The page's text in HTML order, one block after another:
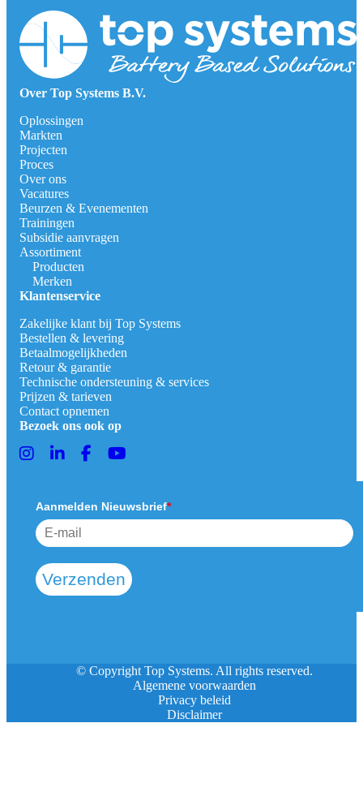
Over Top Systems B.V.
Oplossingen
Markten
Projecten
Proces
Over ons
Vacatures
Beurzen & Evenementen
Trainingen
Subsidie aanvragen
Assortiment
Producten
Merken
Klantenservice
Zakelijke klant bij Top Systems
Bestellen & levering
Betaalmogelijkheden
Retour & garantie
Technische ondersteuning & services
Prijzen & tarieven
Contact opnemen
Bezoek ons ook op
Aanmelden Nieuwsbrief*
Verzenden
© Copyright Top Systems. All rights reserved.
Algemene voorwaarden
Privacy beleid
Disclaimer